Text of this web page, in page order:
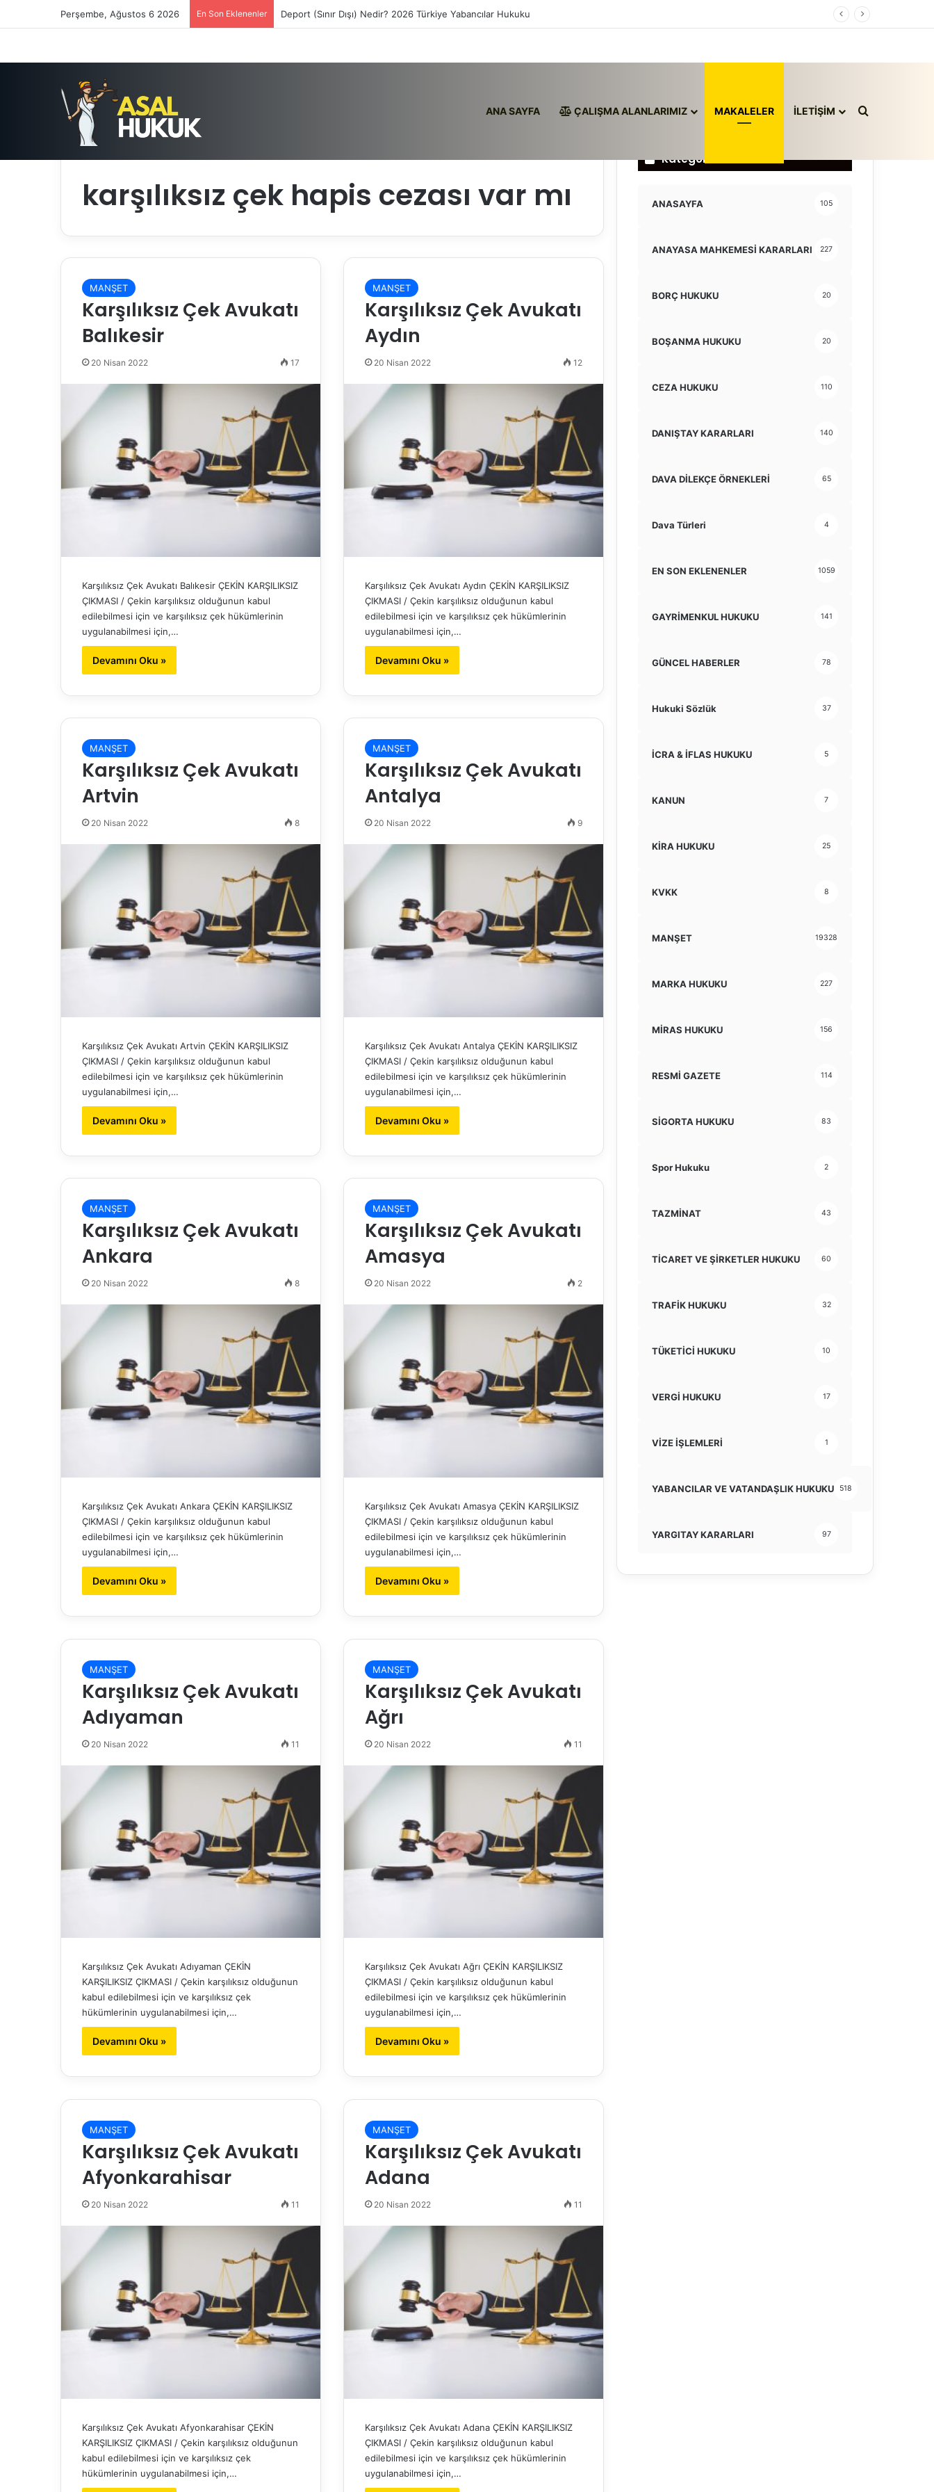
Perşembe, Ağustos 6 2026 En Son Eklenenler Deport (Sınır Dışı) Nedir? 2026 Türkiye Yabancılar Hukuku
ANA SAYFA ÇALIŞMA ALANLARIMIZ MAKALELER İLETİŞİM Arama yap
karşılıksız çek hapis cezası var mı
MANŞET
Karşılıksız Çek Avukatı
Balıkesir
20 Nisan 2022 17
Karşılıksız Çek Avukatı Balıkesir ÇEKİN KARŞILIKSIZ
ÇIKMASI / Çekin karşılıksız olduğunun kabul
edilebilmesi için ve karşılıksız çek hükümlerinin
uygulanabilmesi için,…
Devamını Oku »
MANŞET
Karşılıksız Çek Avukatı
Aydın
20 Nisan 2022 12
Karşılıksız Çek Avukatı Aydın ÇEKİN KARŞILIKSIZ
ÇIKMASI / Çekin karşılıksız olduğunun kabul
edilebilmesi için ve karşılıksız çek hükümlerinin
uygulanabilmesi için,…
Devamını Oku »
MANŞET
Karşılıksız Çek Avukatı
Artvin
20 Nisan 2022 8
Karşılıksız Çek Avukatı Artvin ÇEKİN KARŞILIKSIZ
ÇIKMASI / Çekin karşılıksız olduğunun kabul
edilebilmesi için ve karşılıksız çek hükümlerinin
uygulanabilmesi için,…
Devamını Oku »
MANŞET
Karşılıksız Çek Avukatı
Antalya
20 Nisan 2022 9
Karşılıksız Çek Avukatı Antalya ÇEKİN KARŞILIKSIZ
ÇIKMASI / Çekin karşılıksız olduğunun kabul
edilebilmesi için ve karşılıksız çek hükümlerinin
uygulanabilmesi için,…
Devamını Oku »
MANŞET
Karşılıksız Çek Avukatı
Ankara
20 Nisan 2022 8
Karşılıksız Çek Avukatı Ankara ÇEKİN KARŞILIKSIZ
ÇIKMASI / Çekin karşılıksız olduğunun kabul
edilebilmesi için ve karşılıksız çek hükümlerinin
uygulanabilmesi için,…
Devamını Oku »
MANŞET
Karşılıksız Çek Avukatı
Amasya
20 Nisan 2022 2
Karşılıksız Çek Avukatı Amasya ÇEKİN KARŞILIKSIZ
ÇIKMASI / Çekin karşılıksız olduğunun kabul
edilebilmesi için ve karşılıksız çek hükümlerinin
uygulanabilmesi için,…
Devamını Oku »
MANŞET
Karşılıksız Çek Avukatı
Adıyaman
20 Nisan 2022 11
Karşılıksız Çek Avukatı Adıyaman ÇEKİN
KARŞILIKSIZ ÇIKMASI / Çekin karşılıksız olduğunun
kabul edilebilmesi için ve karşılıksız çek
hükümlerinin uygulanabilmesi için,…
Devamını Oku »
MANŞET
Karşılıksız Çek Avukatı
Ağrı
20 Nisan 2022 11
Karşılıksız Çek Avukatı Ağrı ÇEKİN KARŞILIKSIZ
ÇIKMASI / Çekin karşılıksız olduğunun kabul
edilebilmesi için ve karşılıksız çek hükümlerinin
uygulanabilmesi için,…
Devamını Oku »
MANŞET
Karşılıksız Çek Avukatı
Afyonkarahisar
20 Nisan 2022 11
Karşılıksız Çek Avukatı Afyonkarahisar ÇEKİN
KARŞILIKSIZ ÇIKMASI / Çekin karşılıksız olduğunun
kabul edilebilmesi için ve karşılıksız çek
hükümlerinin uygulanabilmesi için,…
MANŞET
Karşılıksız Çek Avukatı
Adana
20 Nisan 2022 11
Karşılıksız Çek Avukatı Adana ÇEKİN KARŞILIKSIZ
ÇIKMASI / Çekin karşılıksız olduğunun kabul
edilebilmesi için ve karşılıksız çek hükümlerinin
uygulanabilmesi için,…
Kategoriler
ANASAYFA 105
ANAYASA MAHKEMESİ KARARLARI 227
BORÇ HUKUKU 20
BOŞANMA HUKUKU 20
CEZA HUKUKU 110
DANIŞTAY KARARLARI 140
DAVA DİLEKÇE ÖRNEKLERİ 65
Dava Türleri 4
EN SON EKLENENLER 1059
GAYRİMENKUL HUKUKU 141
GÜNCEL HABERLER 78
Hukuki Sözlük 37
İCRA & İFLAS HUKUKU 5
KANUN 7
KİRA HUKUKU 25
KVKK 8
MANŞET 19328
MARKA HUKUKU 227
MİRAS HUKUKU 156
RESMİ GAZETE 114
SİGORTA HUKUKU 83
Spor Hukuku 2
TAZMİNAT 43
TİCARET VE ŞİRKETLER HUKUKU 60
TRAFİK HUKUKU 32
TÜKETİCİ HUKUKU 10
VERGİ HUKUKU 17
VİZE İŞLEMLERİ 1
YABANCILAR VE VATANDAŞLIK HUKUKU 518
YARGITAY KARARLARI 97